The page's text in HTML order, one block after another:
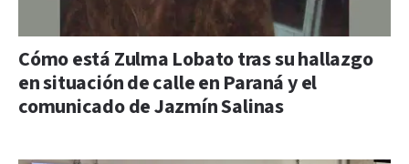
Cómo está Zulma Lobato tras su hallazgo
en situación de calle en Paraná y el
comunicado de Jazmín Salinas